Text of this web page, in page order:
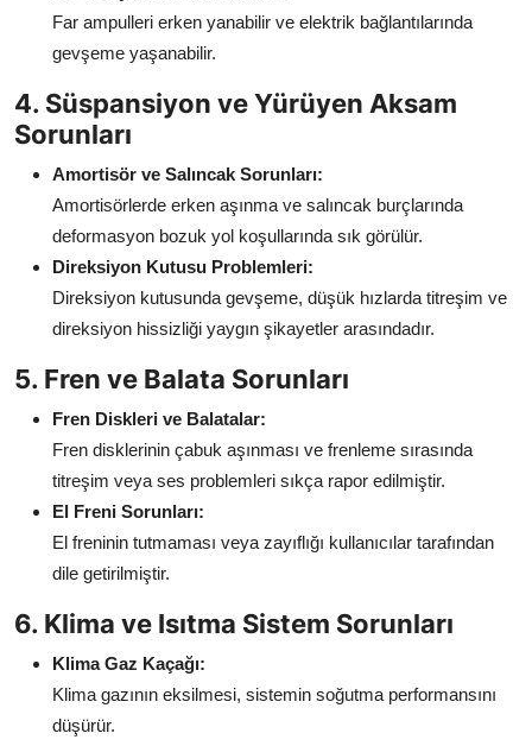
Far ampulleri erken yanabilir ve elektrik bağlantılarında
gevşeme yaşanabilir.
4. Süspansiyon ve Yürüyen Aksam
Sorunları
Amortisör ve Salıncak Sorunları:
Amortisörlerde erken aşınma ve salıncak burçlarında
deformasyon bozuk yol koşullarında sık görülür.
Direksiyon Kutusu Problemleri:
Direksiyon kutusunda gevşeme, düşük hızlarda titreşim ve
direksiyon hissizliği yaygın şikayetler arasındadır.
5. Fren ve Balata Sorunları
Fren Diskleri ve Balatalar:
Fren disklerinin çabuk aşınması ve frenleme sırasında
titreşim veya ses problemleri sıkça rapor edilmiştir.
El Freni Sorunları:
El freninin tutmaması veya zayıflığı kullanıcılar tarafından
dile getirilmiştir.
6. Klima ve Isıtma Sistem Sorunları
Klima Gaz Kaçağı:
Klima gazının eksilmesi, sistemin soğutma performansını
düşürür.